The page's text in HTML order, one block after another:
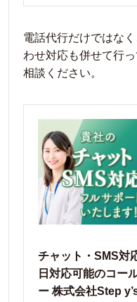
電話代行だけではな
わせ対応も併せて行
相談ください。
チャット・SMS対
日対応可能のコー
ー 株式会社Step